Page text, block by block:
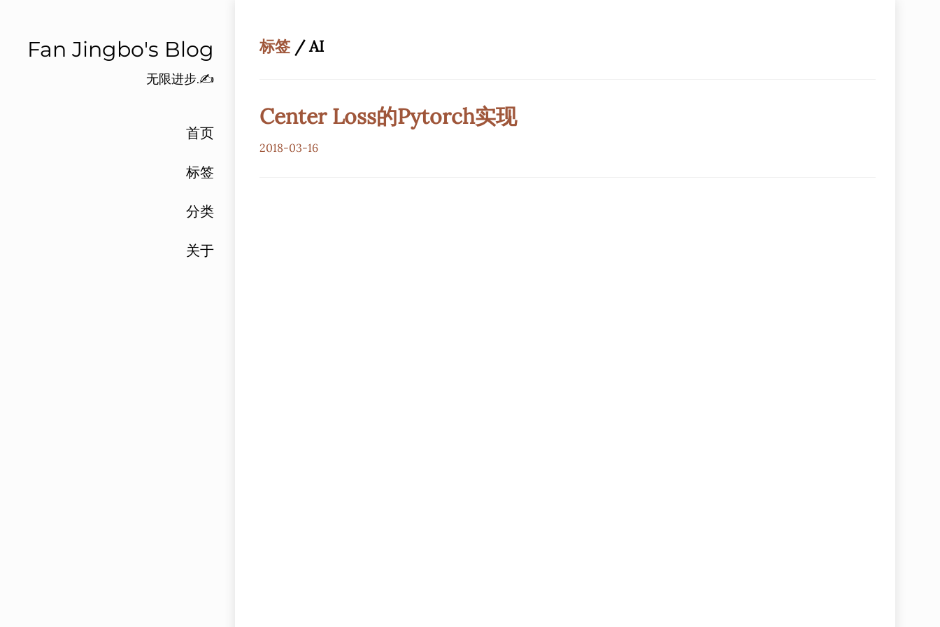
Fan Jingbo's Blog
无限进步.✍️
首页
标签
分类
关于
标签 / AI
Center Loss的Pytorch实现
2018-03-16